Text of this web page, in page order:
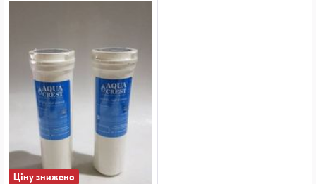
Ціну знижено